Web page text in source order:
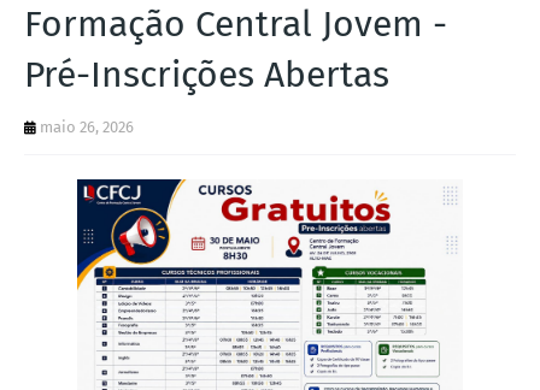
S
Formação Central Jovem -
Pré-Inscrições Abertas
maio 26, 2026